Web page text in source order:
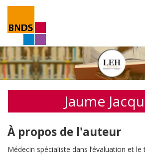
Jaume
À propos de l'auteur
Médecin spécialiste dans l’évaluation et